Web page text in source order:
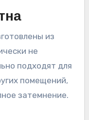
из
не
подходят для
помещений,
затемнение.